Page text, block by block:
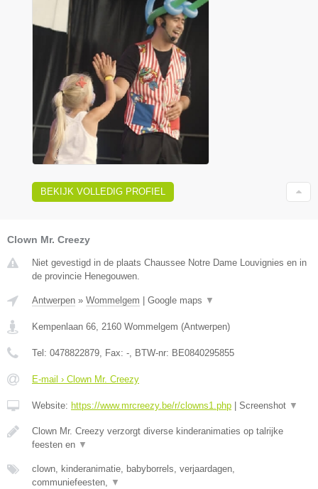
BEKIJK VOLLEDIG PROFIEL
Clown Mr. Creezy
Niet gevestigd in de plaats Chaussee Notre Dame Louvignies en in
de provincie Henegouwen.
Antwerpen » Wommelgem Google maps ▼
Kempenlaan 66, 2160 Wommelgem (Antwerpen)
Tel: 0478822879, Fax: -, BTW-nr: BE0840295855
E-mail › Clown Mr. Creezy
Website: https://www.mrcreezy.be/r/clowns1.php Screenshot ▼
Clown Mr. Creezy verzorgt diverse kinderanimaties op talrijke
feesten en ▼
clown, kinderanimatie, babyborrels, verjaardagen,
communiefeesten, ▼